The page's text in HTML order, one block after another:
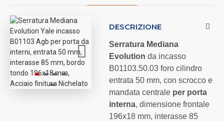
DESCRIZIONE
Serratura Mediana
Evolution da incasso
B01103.50.03 foro cilindro
entrata 50 mm, con scrocco e
mandata centrale per porta
interna, dimensione frontale
196x18 mm, interasse 85